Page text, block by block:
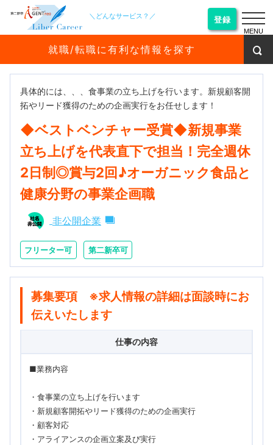
＼どんなサービス？／ 登録
就職/転職に有利な情報を探す
具体的には、、、食事業の立ち上げを行います。新規顧客開
拓やリード獲得のための企画実行をお任せします！
◆ベストベンチャー受賞◆新規事業
立ち上げを代表直下で担当！完全週休
2日制◎賞与2回♪オーガニック食品と
健康分野の事業企画職
非公開企業
フリーター可 第二新卒可
募集要項 ※求人情報の詳細は面談時にお
伝えいたします
仕事の内容
■業務内容
・食事業の立ち上げを行います
・新規顧客開拓やリード獲得のための企画実行
・顧客対応
・アライアンスの企画立案及び実行
MENU